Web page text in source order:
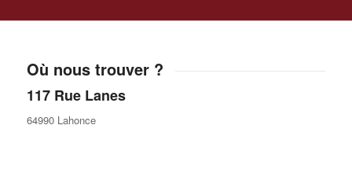
Où nous trouver ?
117 Rue Lanes
64990 Lahonce